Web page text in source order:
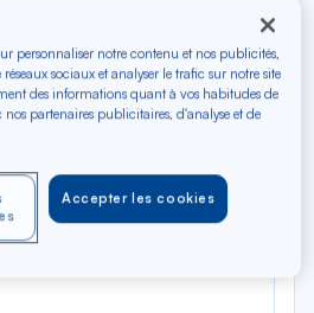
Vider
N/A*
Retour — Économique
personnaliser notre contenu et nos publicités,
sociaux et analyser le trafic sur notre site
des informations quant à vos habitudes de
partenaires publicitaires, d'analyse et de
Accepter les cookies